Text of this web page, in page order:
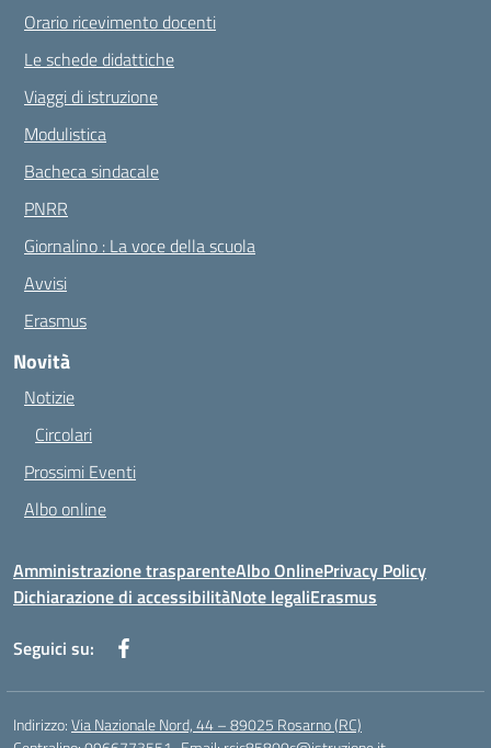
Orario ricevimento docenti
Le schede didattiche
Viaggi di istruzione
Modulistica
Bacheca sindacale
PNRR
Giornalino : La voce della scuola
Avvisi
Erasmus
Novità
Notizie
Circolari
Prossimi Eventi
Albo online
Amministrazione trasparenteAlbo OnlinePrivacy Policy
Dichiarazione di accessibilitàNote legaliErasmus
Seguici su:
Indirizzo:Via Nazionale Nord, 44 – 89025 Rosarno (RC)